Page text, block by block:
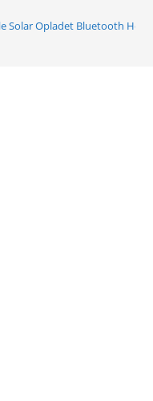
Solar Opladet Bluetooth